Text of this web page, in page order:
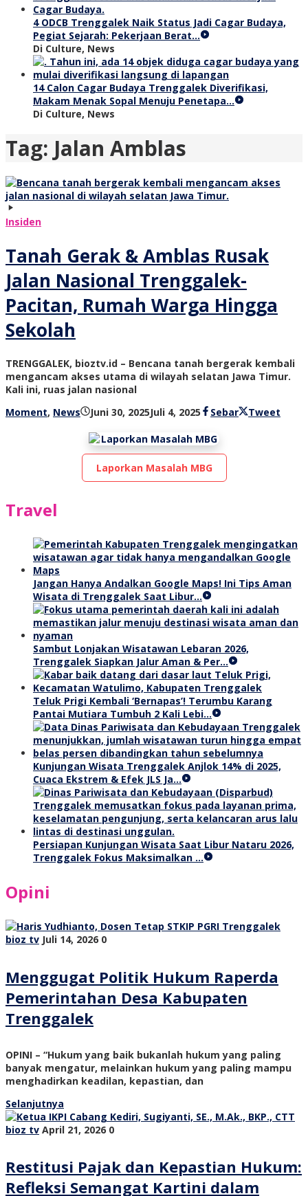
4 ODCB Trenggalek Naik Status Jadi Cagar Budaya,
Pegiat Sejarah: Pekerjaan Berat…
Di Culture, News
14 Calon Cagar Budaya Trenggalek Diverifikasi,
Makam Menak Sopal Menuju Penetapa…
Di Culture, News
Tag: Jalan Amblas
Insiden
Tanah Gerak & Amblas Rusak
Jalan Nasional Trenggalek-
Pacitan, Rumah Warga Hingga
Sekolah
TRENGGALEK, bioztv.id – Bencana tanah bergerak kembali
mengancam akses utama di wilayah selatan Jawa Timur.
Kali ini, ruas jalan nasional
Moment, News Juni 30, 2025Juli 4, 2025 oleh
tv
Sebar Tweet
Laporkan Masalah MBG
Travel
Jangan Hanya Andalkan Google Maps! Ini Tips Aman
Wisata di Trenggalek Saat Libur…
Sambut Lonjakan Wisatawan Lebaran 2026,
Trenggalek Siapkan Jalur Aman & Per…
Teluk Prigi Kembali ‘Bernapas’! Terumbu Karang
Pantai Mutiara Tumbuh 2 Kali Lebi…
Kunjungan Wisata Trenggalek Anjlok 14% di 2025,
Cuaca Ekstrem & Efek JLS Ja…
Persiapan Kunjungan Wisata Saat Libur Nataru 2026,
Trenggalek Fokus Maksimalkan …
Opini
bioz tv Juli 14, 2026 0
Menggugat Politik Hukum Raperda
Pemerintahan Desa Kabupaten
Trenggalek
OPINI – “Hukum yang baik bukanlah hukum yang paling
banyak mengatur, melainkan hukum yang paling mampu
menghadirkan keadilan, kepastian, dan
Selanjutnya
bioz tv April 21, 2026 0
Restitusi Pajak dan Kepastian Hukum:
Refleksi Semangat Kartini dalam